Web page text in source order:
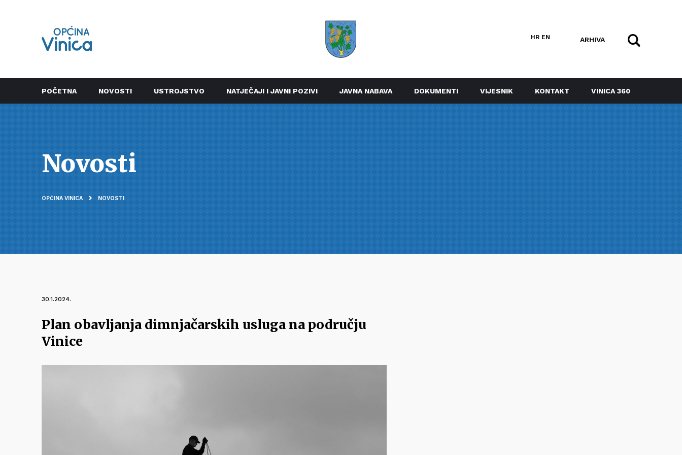
HR EN ARHIVA
POČETNA NOVOSTI USTROJSTVO NATJEČAJI I JAVNI POZIVI JAVNA NABAVA DOKUMENTI VIJESNIK KONTAKT VINICA 360
Novosti
OPĆINA VINICA NOVOSTI
30.1.2024.
Plan obavljanja dimnjačarskih usluga na području
Vinice